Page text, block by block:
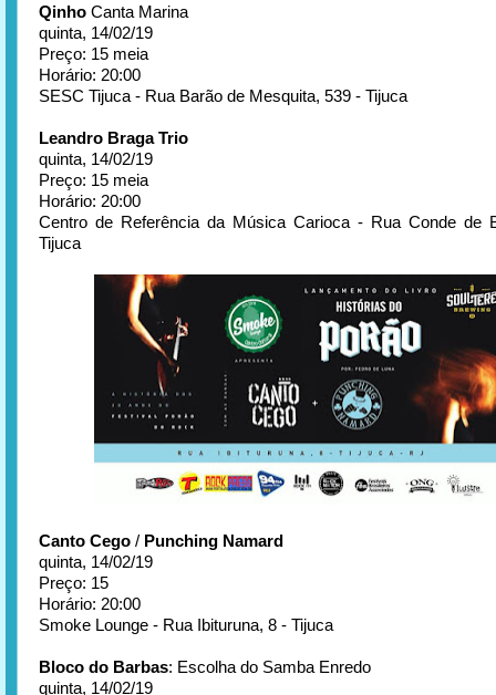
Qinho Canta Marina
quinta, 14/02/19
Preço: 15 meia
Horário: 20:00
SESC Tijuca - Rua Barão de Mesquita, 539 - Tijuca
Leandro Braga Trio
quinta, 14/02/19
Preço: 15 meia
Horário: 20:00
Centro de Referência da Música Carioca - Rua Conde de
Tijuca
Canto Cego / Punching Namard
quinta, 14/02/19
Preço: 15
Horário: 20:00
Smoke Lounge - Rua Ibituruna, 8 - Tijuca
Bloco do Barbas: Escolha do Samba Enredo
quinta, 14/02/19